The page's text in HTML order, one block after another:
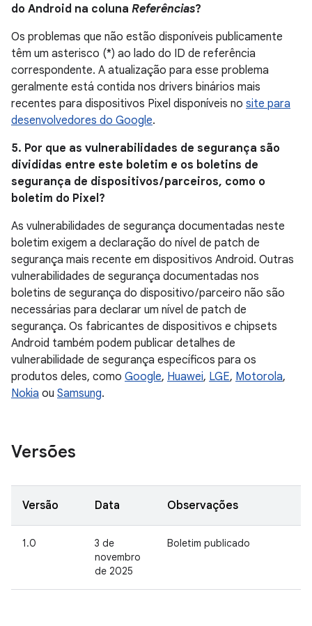
do Android na coluna Referências?
Os problemas que não estão disponíveis publicamente
têm um asterisco (*) ao lado do ID de referência
correspondente. A atualização para esse problema
geralmente está contida nos drivers binários mais
recentes para dispositivos Pixel disponíveis no site para
desenvolvedores do Google.
5. Por que as vulnerabilidades de segurança são
divididas entre este boletim e os boletins de
segurança de dispositivos / parceiros, como o
boletim do Pixel?
As vulnerabilidades de segurança documentadas neste
boletim exigem a declaração do nível de patch de
segurança mais recente em dispositivos Android. Outras
vulnerabilidades de segurança documentadas nos
boletins de segurança do dispositivo / parceiro não são
necessárias para declarar um nível de patch de
segurança. Os fabricantes de dispositivos e chipsets
Android também podem publicar detalhes de
vulnerabilidade de segurança específicos para os
produtos deles, como Google, Huawei, LGE, Motorola,
Nokia ou Samsung.
Versões
Versão Data Observações
1.0
3 de
novembro
de 2025
Boletim publicado